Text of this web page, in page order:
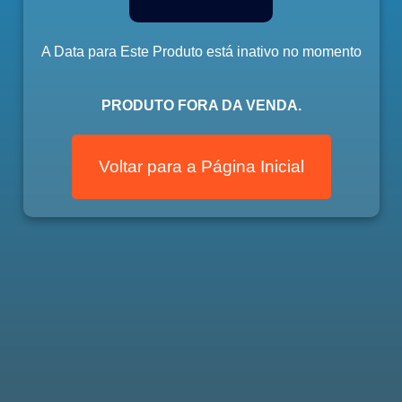
A Data para Este Produto está inativo no momento
PRODUTO FORA DA VENDA.
Voltar para a Página Inicial